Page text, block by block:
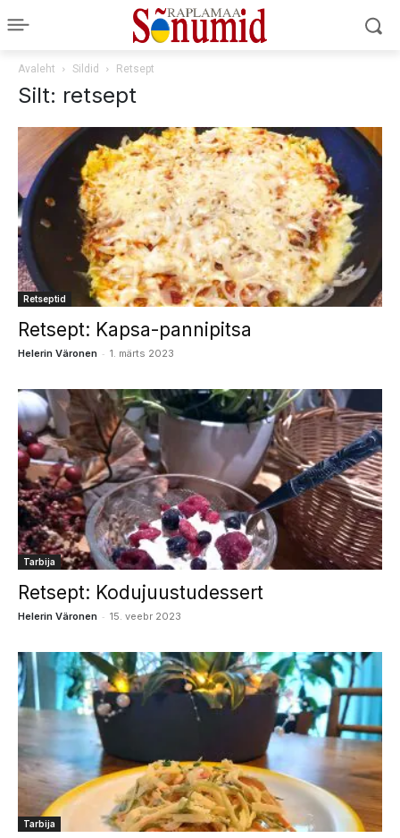
Avaleht Sildid Retsept
Silt: retsept
Retseptid
Retsept: Kapsa-pannipitsa
Helerin Väronen - 1. märts 2023
Tarbija
Retsept: Kodujuustudessert
Helerin Väronen - 15. veebr 2023
Tarbija